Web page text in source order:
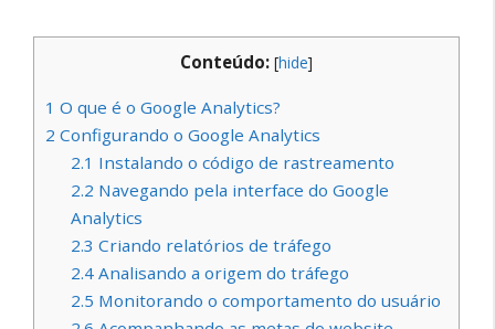
Conteúdo: [hide]
1 O que é o Google Analytics?
2 Configurando o Google Analytics
2.1 Instalando o código de rastreamento
2.2 Navegando pela interface do Google
Analytics
2.3 Criando relatórios de tráfego
2.4Analisando a origem do tráfego
2.5 Monitorando o comportamento do usuário